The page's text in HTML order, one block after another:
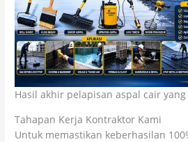
Hasil akhir pelapisan aspal cair
Tahapan Kerja Kontraktor Kami
Untuk memastikan keberhasilan